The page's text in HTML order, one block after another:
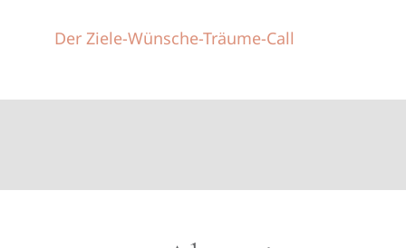
Der Ziele-Wünsche-Träume-Call